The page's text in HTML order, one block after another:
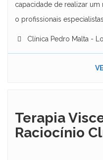
capacidade de realizar um
o profissionais
Clínica Pedro Malta -
Terapia
Raciocínio